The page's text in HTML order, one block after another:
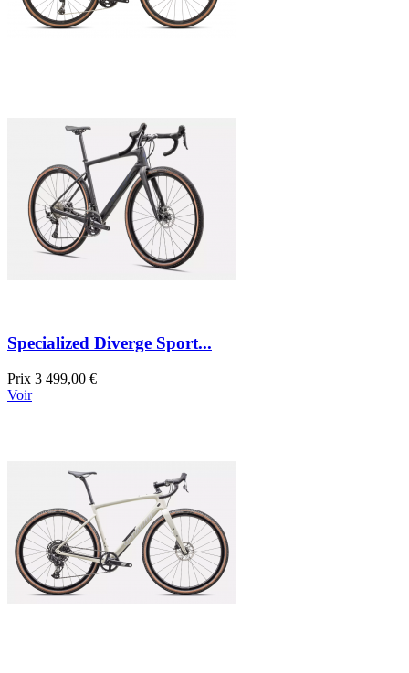
Specialized Diverge Sport...
Prix 3 499,00 €
Voir